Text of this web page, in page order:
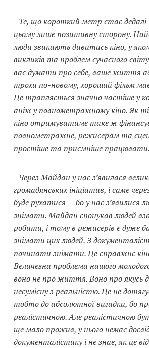
- Те, що короткий метр стає дедалі
цьому лише позитивну сторону.
люди звикають дивитись кіно, у
викликів та проблем сучасного
вас думати про себе, ваше життя
трохи по-новому, хороший фільм
Це трапляється значно частіше у
аніж у повнометражному кіно. Як
кіно отримуватиме таке ж
повнометражне, режисерам та
простіше та приємніше
- Через Майдан у нас з’явилася
громадянських ініціатив, і саме
буде рухатися — бо у нас з’явилися
знімати. Майдан спонукав людей
робити, і тому в режисерів є дуже
знімати цих людей. З
починати знімати. Це справжнє
Величезна проблема нашого
воно не про життя. Воно про якусь
несумісну з реальністю. Це не
тобто до абсолютної вигадки, бо
реалістичною. Але реалістичною
ще мало прожив, у нього немає
документалістику і не знає, як це